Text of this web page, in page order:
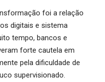
foi a relação
digitais e sistema
tempo, bancos e
forte cautela em
pela dificuldade de
supervisionado.